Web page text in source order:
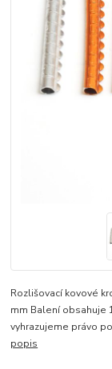
Rozlišovací kovové
mm Balení obsahuje
vyhrazujeme právo
popis